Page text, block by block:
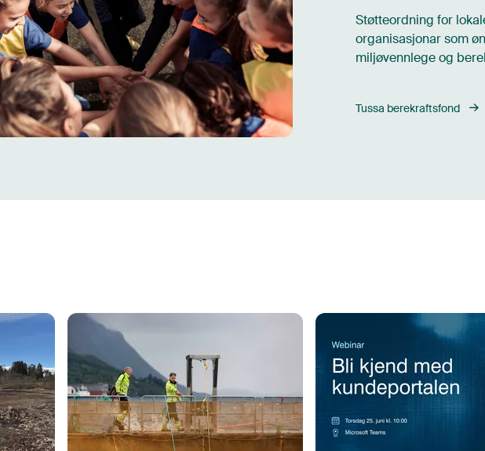
Støtteordning for
organisasjonar som
miljøvennlege og
Tussa berekraftsfond